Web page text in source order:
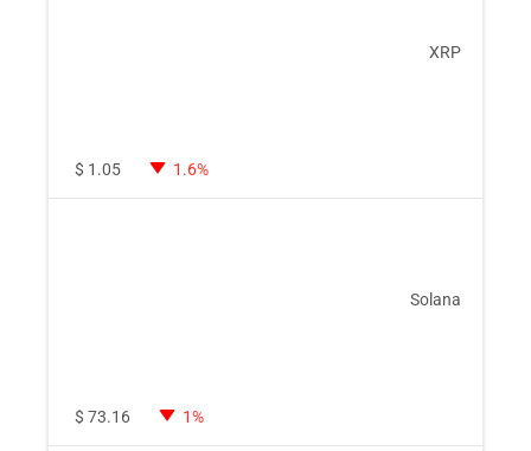
XRP
$ 1.05 1.6%
Solana
$ 73.16 1%